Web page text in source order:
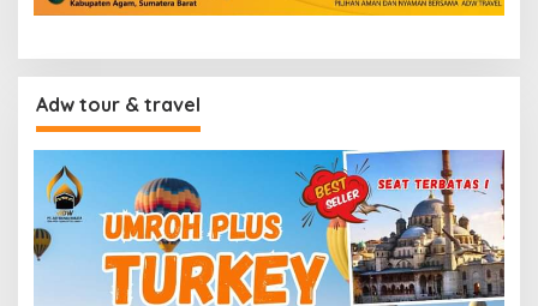
Adw tour & travel